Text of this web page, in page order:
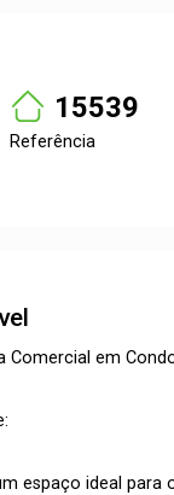
15539
Referência
Comercial em
espaço ideal